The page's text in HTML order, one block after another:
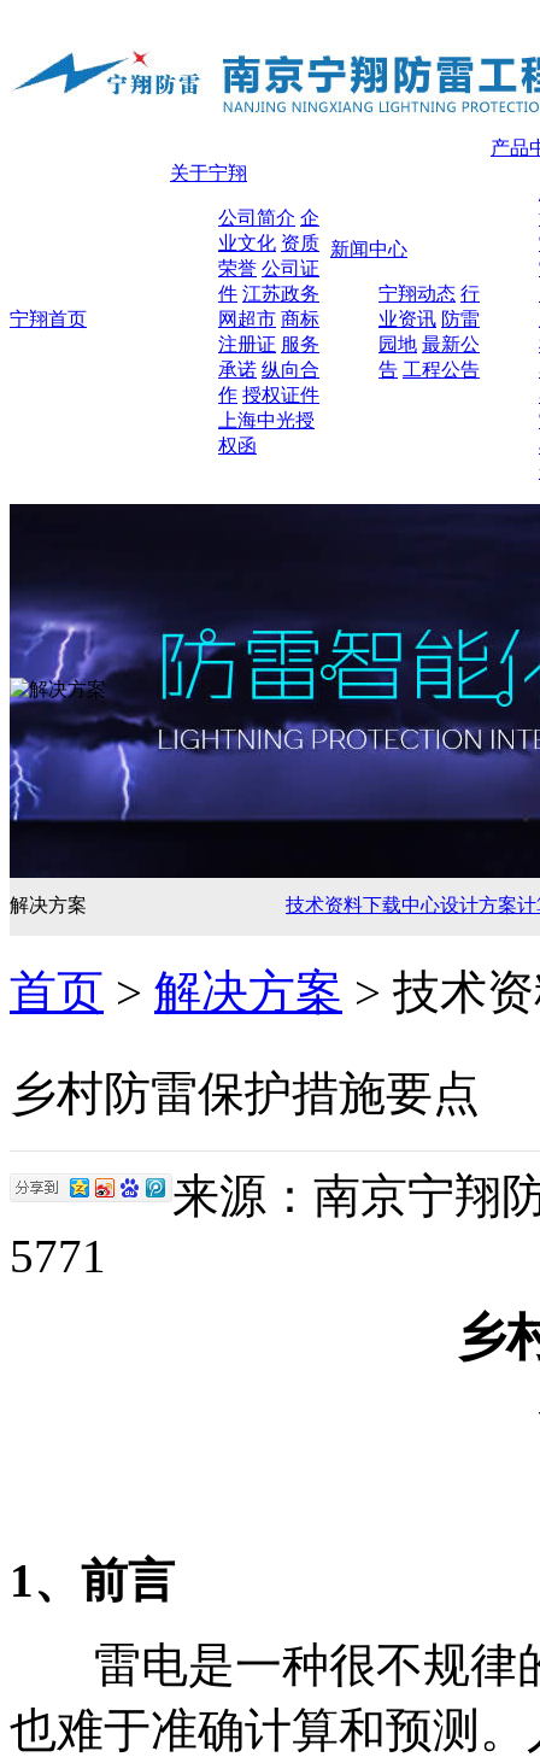
宁翔首页
关于宁翔
公司简介 企
业文化 资质
荣誉 公司证
件 江苏政务
网超市 商标
注册证 服务
承诺 纵向合
作 授权证件
上海中光授
权函
新闻中心
宁翔动态 行
业资讯 防雷
园地 最新公
告 工程公告
产品
解决方案 技术资料下载中心设计方案计
首页 > 解决方案 > 技术
乡村防雷保护措施要点
来源：南京宁翔
5771
乡
1、前言
雷电是一种很不规律
也难于准确计算和预测